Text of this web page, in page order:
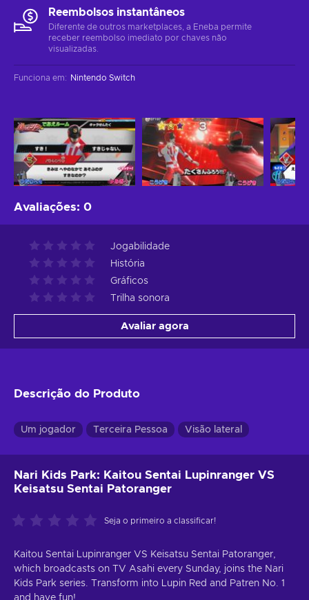
Reembolsos instantâneos
Diferente de outros marketplaces, a Eneba permite
receber reembolso imediato por chaves não
visualizadas.
Funciona em: Nintendo Switch
Avaliações: 0
Jogabilidade
História
Gráficos
Trilha sonora
Avaliar agora
Descrição do Produto
Um jogador Terceira Pessoa Visão lateral
Nari Kids Park: Kaitou Sentai Lupinranger VS
Keisatsu Sentai Patoranger
Seja o primeiro a classificar!
Kaitou Sentai Lupinranger VS Keisatsu Sentai Patoranger,
which broadcasts on TV Asahi every Sunday, joins the Nari
Kids Park series. Transform into Lupin Red and Patren No. 1
and have fun!